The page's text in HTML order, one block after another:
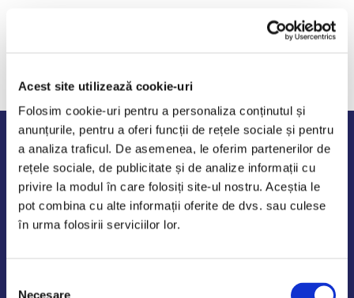
Acest site utilizează cookie-uri
Folosim cookie-uri pentru a personaliza conținutul și
anunțurile, pentru a oferi funcții de rețele sociale și pentru
a analiza traficul. De asemenea, le oferim partenerilor de
rețele sociale, de publicitate și de analize informații cu
privire la modul în care folosiți site-ul nostru. Aceștia le
pot combina cu alte informații oferite de dvs. sau culese
în urma folosirii serviciilor lor.
Necesare
Program de lucru
Luni - Vineri: 09:00-18:00
Sambata - Duminica: 10:00-14:00